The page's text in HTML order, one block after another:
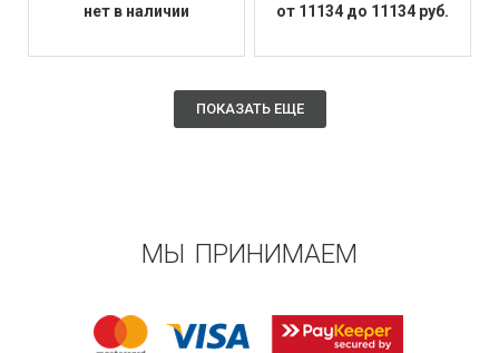
нет в наличии от 11134 до 11134 руб.
ПОКАЗАТЬ ЕЩЕ
МЫ ПРИНИМАЕМ